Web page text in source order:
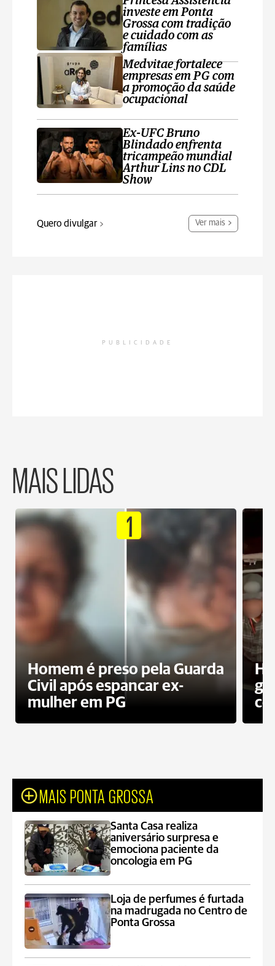
investe em Ponta
Grossa com tradição
e cuidado com as
famílias
Medvitae fortalece
empresas em PG com
a promoção da saúde
ocupacional
Ex-UFC Bruno
Blindado enfrenta
tricampeão mundial
Arthur Lins no CDL
Show
Quero divulgar Ver mais
PUBLICIDADE
MAIS LIDAS
1
Homem é preso pela Guarda
Civil após espancar ex-
mulher em PG
MAIS PONTA GROSSA
Santa Casa realiza
aniversário surpresa e
emociona paciente da
oncologia em PG
Loja de perfumes é furtada
na madrugada no Centro de
Ponta Grossa